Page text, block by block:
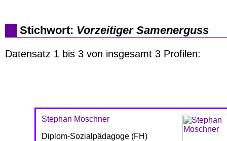
Stichwort: Vorzeitiger Samenerguss
Datensatz 1 bis 3 von insgesamt 3 Profilen:
Stephan Moschner
Diplom-Sozialpädagoge (FH)